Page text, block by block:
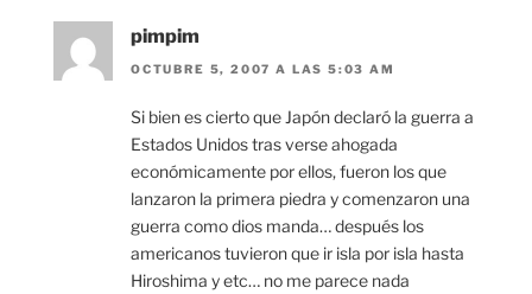
pimpim
OCTUBRE 5, 2007 A LAS 5:03 AM
Si bien es cierto que Japón declaró la guerra a
Estados Unidos tras verse ahogada
económicamente por ellos, fueron los que
lanzaron la primera piedra y comenzaron una
guerra como dios manda… después los
americanos tuvieron que ir isla por isla hasta
Hiroshima y etc… no me parece nada